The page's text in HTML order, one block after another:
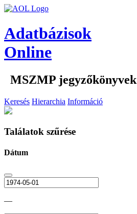
Adatbázisok
Online
MSZMP jegyzőkönyvek
Keresés Hierarchia Információ
Találatok szűrése
Dátum
—